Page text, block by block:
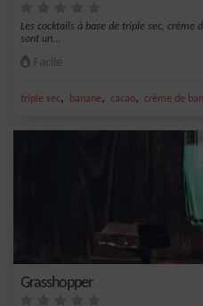
Les cocktails à base de triple sec, crème
sont un...
Facile
triple sec, banane, cacao, crème de
Grasshopper